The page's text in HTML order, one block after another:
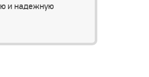
и надежную